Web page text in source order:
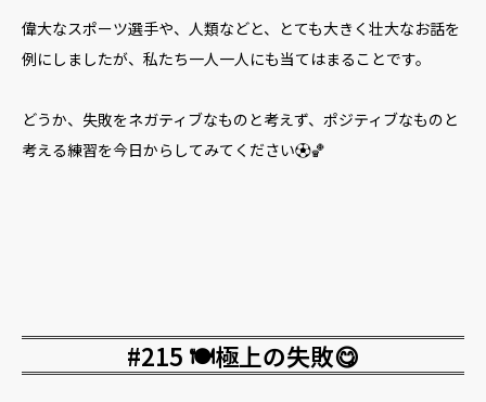
偉大なスポーツ選手や、人類などと、とても大きく壮大なお話を
例にしましたが、私たち一人一人にも当てはまることです。
どうか、失敗をネガティブなものと考えず、ポジティブなものと
考える練習を今日からしてみてください⚽️🏀
#215 🍽️極上の失敗😋